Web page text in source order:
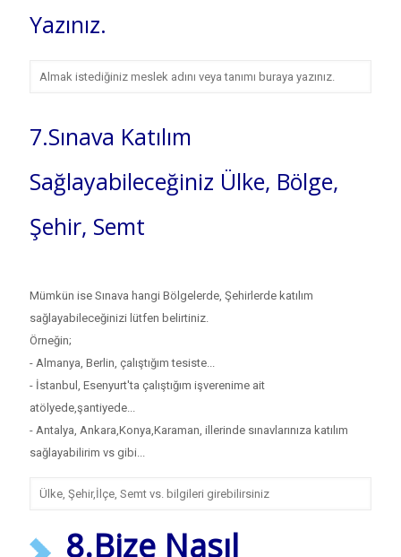
Yazınız.
7.Sınava Katılım
Sağlayabileceğiniz Ülke, Bölge,
Şehir, Semt
Mümkün ise Sınava hangi Bölgelerde, Şehirlerde katılım
sağlayabileceğinizi lütfen belirtiniz.
Örneğin;
- Almanya, Berlin, çalıştığım tesiste...
- İstanbul, Esenyurt'ta çalıştığım işverenime ait
atölyede,şantiyede...
- Antalya, Ankara,Konya,Karaman, illerinde sınavlarınıza katılım
sağlayabilirim vs gibi...
8.Bize Nasıl